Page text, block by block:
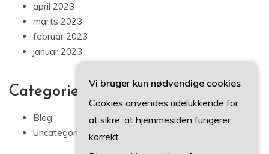
april 2023
marts 2023
februar 2023
januar 2023
Categories
Blog
Uncategorized
Vi bruger kun nødvendige cookies
Cookies anvendes udelukkende for
at sikre, at hjemmesiden fungerer
korrekt.